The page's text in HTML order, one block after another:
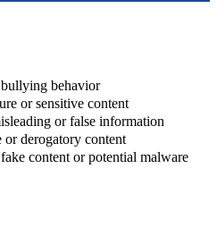
behavior
or sensitive content
or false information
or derogatory content
content or potential malware